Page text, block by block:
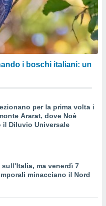
i boschi italiani: un
per la prima volta i
Ararat, dove Noè
il Diluvio Universale
ma venerdì 7
minacciano il Nord